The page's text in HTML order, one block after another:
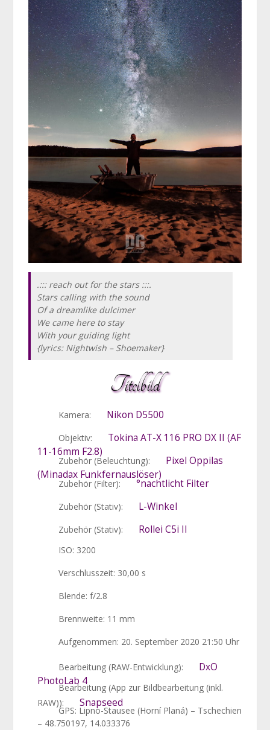
.::: reach out for the stars :::.
Stars calling with the sound
Of a dreamlike dulcimer
We came here to stay
With your guiding light
{lyrics: Nightwish – Shoemaker}
Titelbild
Kamera: Nikon D5500
Objektiv:
Tokina AT-X 116 PRO DX II (AF
11-16mm F2.8)
Zubehör (Beleuchtung):
Pixel Oppilas
(Minadax Funkfernauslöser)
Zubehör (Filter): °nachtlicht Filter
Zubehör (Stativ): L-Winkel
Zubehör (Stativ): Rollei C5i II
ISO: 3200
Verschlusszeit: 30,00 s
Blende: f/2.8
Brennweite: 11 mm
Aufgenommen: 20. September 2020 21:50 Uhr
Bearbeitung (RAW-Entwicklung):
DxO
PhotoLab 4
Bearbeitung (App zur Bildbearbeitung (inkl.
RAW)):
Snapseed
GPS: Lipno-Stausee (Horní Planá) – Tschechien
– 48.750197, 14.033376